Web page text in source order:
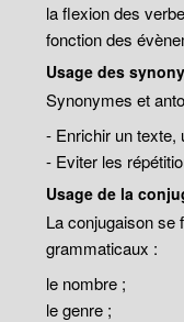
la flexion des
fonction des
Usage des
Synonymes et
- Enrichir un texte,
- Eviter les
Usage de la
La conjugaison se
grammaticaux :
le nombre ;
le genre ;